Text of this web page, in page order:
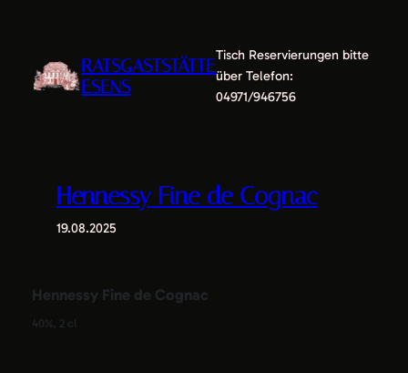
springen
RATSGASTSTÄTTE
ESENS
Tisch Reservierungen bitte
über Telefon:
04971/946756
Hennessy Fine de Cognac
19.08.2025
Hennessy Fine de Cognac
40%, 2 cl